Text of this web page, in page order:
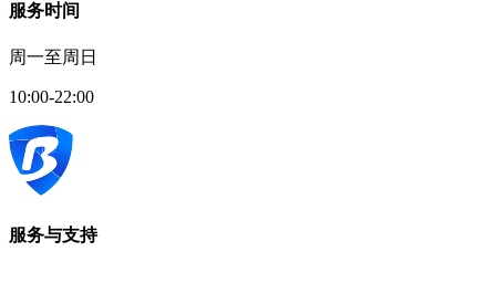
服务时间
周一至周日
10:00-22:00
服务与支持